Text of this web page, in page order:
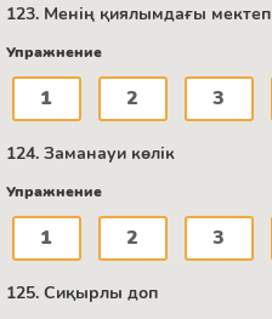
123. Менің қиялымдағы мектеп
Упражнение
1 2 3
124. Заманауи көлік
Упражнение
1 2 3
125. Сиқырлы доп